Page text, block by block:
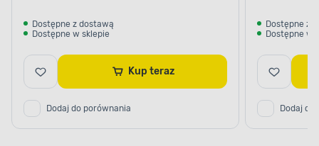
Dostępne z dostawą
Dostępne w sklepie
Kup teraz
Dodaj do porównania
Dostępne z
Dostępne w
Dodaj do